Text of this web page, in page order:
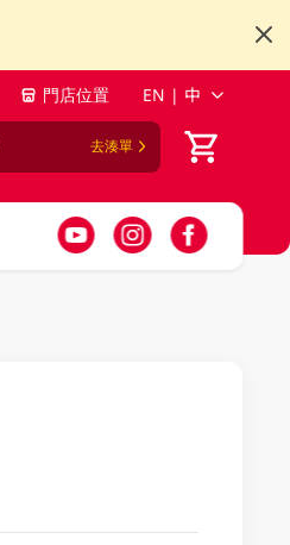
門店位置 EN | 中
去湊單